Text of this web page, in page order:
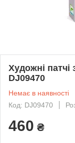
Художні
DJ09470
Немає в наявності
Код: DJ09470
460 ₴